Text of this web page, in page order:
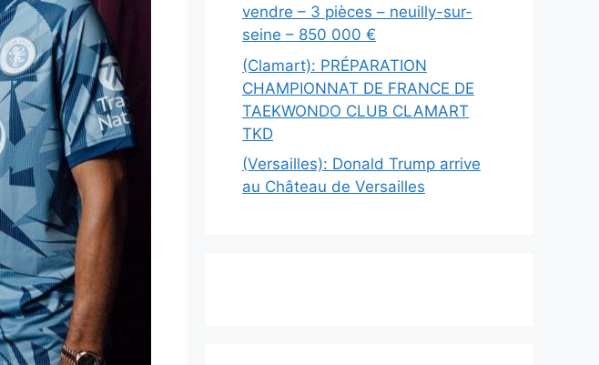
vendre – 3 pièces – neuilly-sur-
seine – 850 000 €
(Clamart): PRÉPARATION
CHAMPIONNAT DE FRANCE DE
TAEKWONDO CLUB CLAMART
TKD
(Versailles): Donald Trump arrive
au Château de Versailles